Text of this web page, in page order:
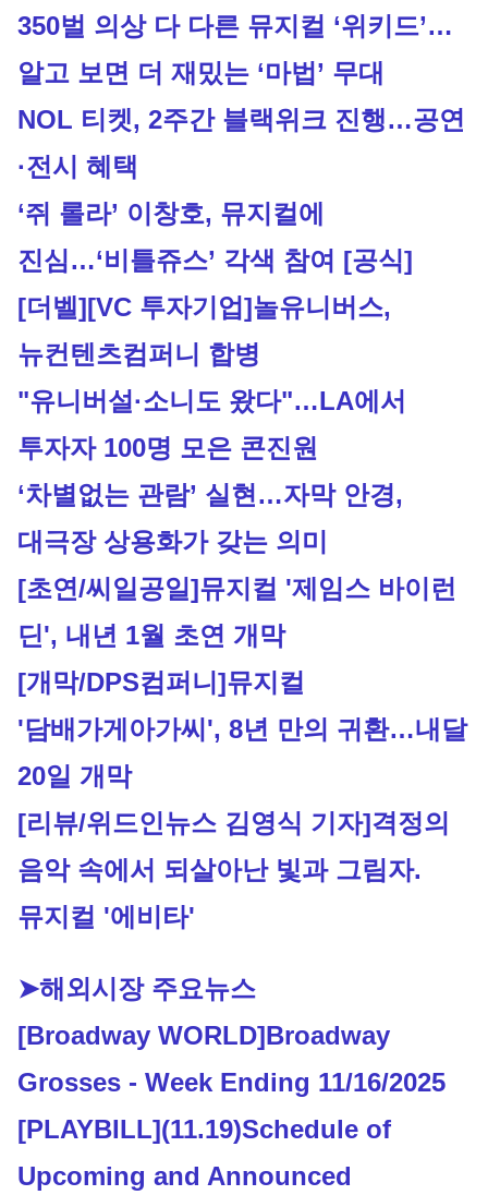
350벌 의상 다 다른 뮤지컬 ‘위키드’…
알고 보면 더 재밌는 ‘마법’ 무대
NOL 티켓, 2주간 블랙위크 진행…공연
·전시 혜택
‘쥐 롤라’ 이창호, 뮤지컬에
진심…‘비틀쥬스’ 각색 참여 [공식]
[더벨][VC 투자기업]놀유니버스,
뉴컨텐츠컴퍼니 합병
"유니버설·소니도 왔다"…LA에서
투자자 100명 모은 콘진원
‘차별없는 관람’ 실현…자막 안경,
대극장 상용화가 갖는 의미
[초연/씨일공일]뮤지컬 '제임스 바이런
딘', 내년 1월 초연 개막
[개막/DPS컴퍼니]뮤지컬
'담배가게아가씨', 8년 만의 귀환…내달
20일 개막
[리뷰/위드인뉴스 김영식 기자]격정의
음악 속에서 되살아난 빛과 그림자.
뮤지컬 '에비타'
➤해외시장 주요뉴스
[Broadway WORLD]Broadway
Grosses - Week Ending 11/16/2025
[PLAYBILL](11.19)Schedule of
Upcoming and Announced